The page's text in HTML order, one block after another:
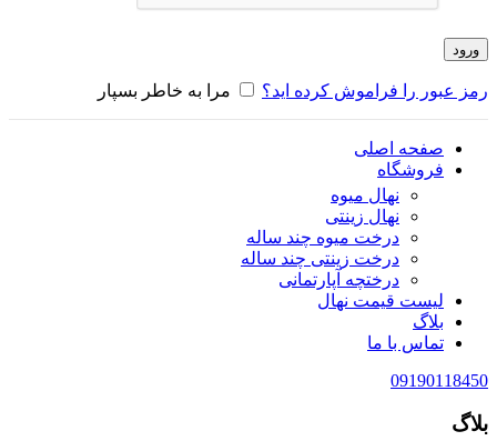
ورود
رمز عبور را فراموش کرده اید؟ مرا به خاطر بسپار
صفحه اصلی
فروشگاه
نهال میوه
نهال زینتی
درخت میوه چند ساله
درخت زینتی چند ساله
درختچه آپارتمانی
لیست قیمت نهال
بلاگ
تماس با ما
09190118450
بلاگ